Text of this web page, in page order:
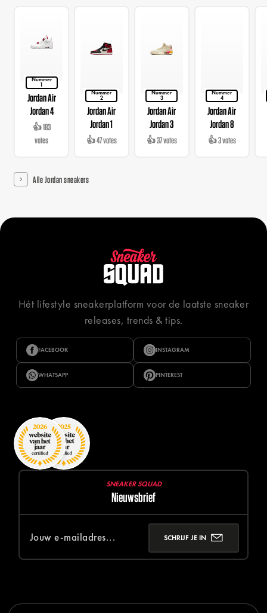
Nummer
1
Jordan Air
Jordan 4
👍 183
votes
Nummer
2
Jordan Air
Jordan 1
👍 47 votes
Nummer
3
Jordan Air
Jordan 3
👍 37 votes
Nummer
4
Jordan Air
Jordan 8
👍 3 votes
Alle Jordan sneakers
Hét lifestyle sneakerplatform voor de laatste sneaker
releases, trends & tips.
FACEBOOK INSTAGRAM
WHATSAPP PINTEREST
SNEAKER SQUAD
Nieuwsbrief
SCHRIJF JE IN